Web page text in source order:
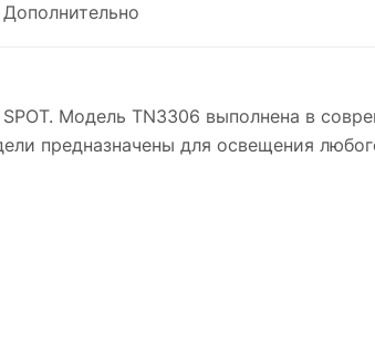
Дополнительно
Модель TN3306 выполнена в
предназначены для освещения